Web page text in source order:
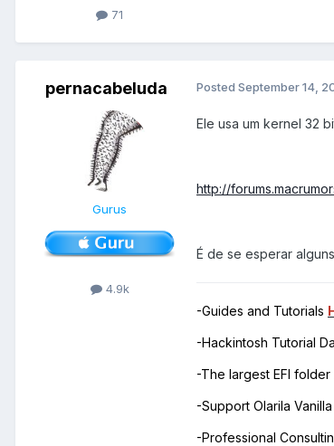
71
pernacabeluda
Gurus
4.9k
Posted September 14,
Ele usa um kernel 32
http://
É de se esperar
-Guides and Tutorials
-Hackintosh Tutorial
-The largest EFI
-Support Olarila
-Professional